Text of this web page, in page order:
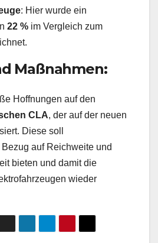
: Hier wurde ein
22 % im Vergleich zum
Maßnahmen:
Hoffnungen auf den
CLA, der auf der neuen
Diese soll
auf Reichweite und
bieten und damit die
wieder